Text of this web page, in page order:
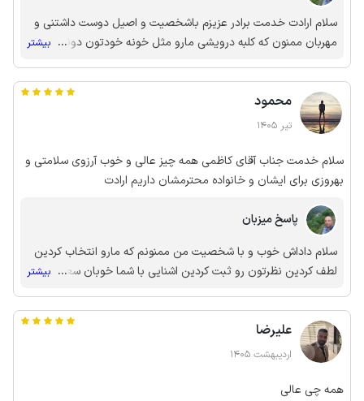
هم همین انتخاب خواهم داشت...
سلام ارادت خدمت برادر عزیزم باشخصیت و اصیل دوست داشتنی و
مهربان ممنون که کلبه درویشی مارو مثل خونه خودتون دونستین
و سربلند در پناه ایزد منان به امید دیدار
... بیشتر
محمود
تیر 1405
سلام خدمت جناب آقای کاظمی همه چیز عالی و خوب آرزوی سلامتی و
بهروزی برای ایشان و خانواده محترمشان داریم ارادت
پاسخ میزبان
سلام داداش خوب و با شخصیت من ممنونم که مارو انتخاب کردین
لطف کردین نظرتون رو ثبت کردین اشنایی با شما خوبان سعادت
دی دار
... بیشتر
علیرضا
اردیبهشت 1405
همه چی عالی